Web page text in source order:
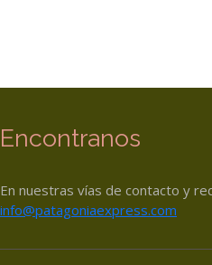
Encontranos
En nuestras vías de contacto y
info@patagoniaexpress.com